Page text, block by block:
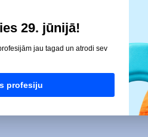
29. jūnijā!
jau tagad un atrodi sev
profesiju